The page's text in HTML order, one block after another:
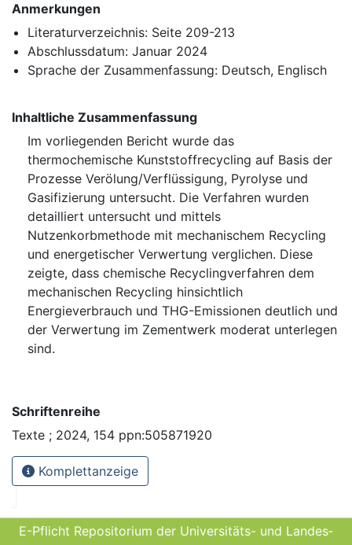
Anmerkungen
Literaturverzeichnis: Seite 209-213
Abschlussdatum: Januar 2024
Sprache der Zusammenfassung: Deutsch, Englisch
Inhaltliche Zusammenfassung
Im vorliegenden Bericht wurde das
thermochemische Kunststoffrecycling auf Basis der
Prozesse Verölung/Verflüssigung, Pyrolyse und
Gasifizierung untersucht. Die Verfahren wurden
detailliert untersucht und mittels
Nutzenkorbmethode mit mechanischem Recycling
und energetischer Verwertung verglichen. Diese
zeigte, dass chemische Recyclingverfahren dem
mechanischen Recycling hinsichtlich
Energieverbrauch und THG-Emissionen deutlich und
der Verwertung im Zementwerk moderat unterlegen
sind.
Schriftenreihe
Texte ; 2024, 154 ppn:505871920
Komplettanzeige
E-Pflicht Repositorium der Universitäts- und Landes­